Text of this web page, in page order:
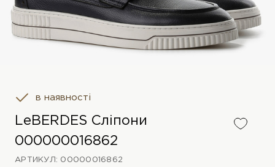
в наявності
LeBERDES Сліпони
000000016862
АРТИКУЛ: 00000016862